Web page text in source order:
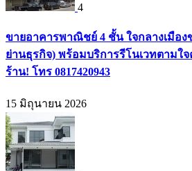
4
ขายอาคารพาณิชย์ 4 ชั้น ใจกลางเมือ
ย่านธุรกิจ) พร้อมบริการรีโนเวทตามใ
ร้าน! โทร 0817420943
15 มิถุนายน 2026